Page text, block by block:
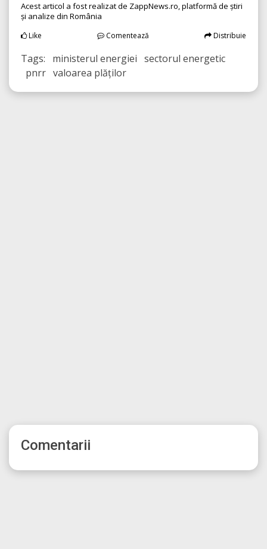
Acest articol a fost realizat de ZappNews.ro, platformă de știri
și analize din România
Like Comentează Distribuie
Tags: ministerul energiei sectorul energetic
pnrr valoarea plăților
Comentarii